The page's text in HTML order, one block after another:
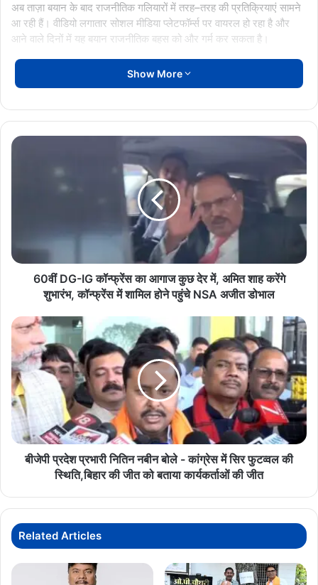
अब ताज़ा बयान के बाद राजनीतिक गलियारों में तरह–तरह की प्रतिक्रियाएं सामने
आ रही हैं। वीडियो लगातार सोशल मीडिया प्लेटफॉर्म्स पर वायरल हो रहा है और
आने वाले दिनों में यह बयान राजनीतिक बहस को और गर्म कर सकता है।
Show More
60वीं
में,
शुभारंभ,
कॉन्फ्रेंस
में
शामिल
होने
पहुंचे
NSA
अजीत
डोभाल
60वीं DG-IG कॉन्फ्रेंस का आगाज कुछ देर में, अमित शाह करेंगे
शुभारंभ, कॉन्फ्रेंस में शामिल होने पहुंचे NSA अजीत डोभाल
बीजेपी
प्रदेश
प्रभारी
नितिन
नबीन
बोले
-
कांग्रेस
में
जीत
को
बताया
बीजेपी प्रदेश प्रभारी नितिन नबीन बोले - कांग्रेस में सिर फुटव्वल की
स्थिति,बिहार की जीत को बताया कार्यकर्ताओं की जीत
Related Articles